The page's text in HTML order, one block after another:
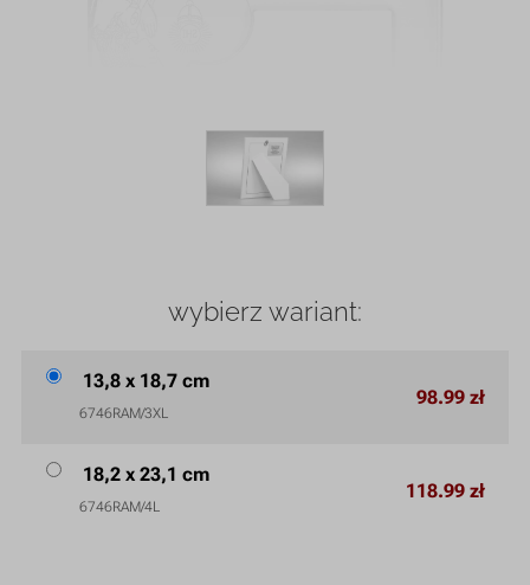
wybierz wariant:
13,8 x 18,7 cm
6746RAM/3XL
98.99 zł
18,2 x 23,1 cm
6746RAM/4L
118.99 zł